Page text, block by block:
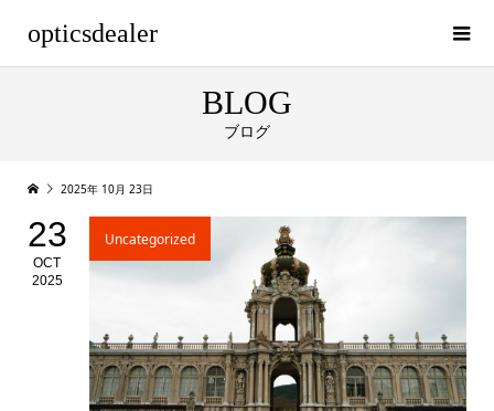
opticsdealer
BLOG
ブログ
2025年 10月 23日
23
OCT
2025
Uncategorized